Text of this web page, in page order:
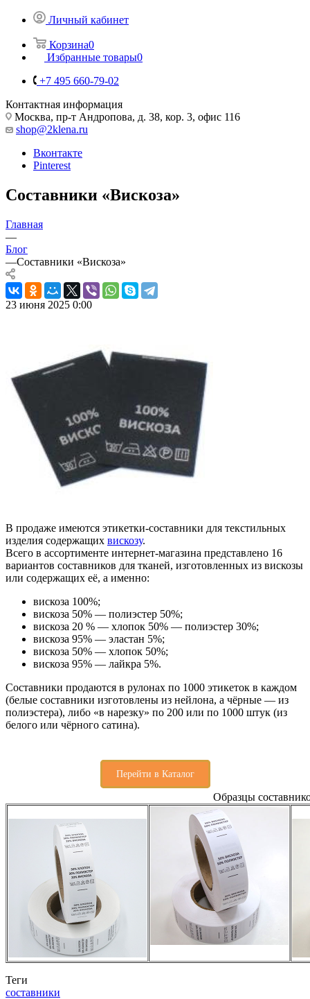
Личный кабинет
Корзина0
Избранные товары0
+7 495 660-79-02
Контактная информация
Москва, пр-т Андропова, д. 38, кор. 3, офис 116
shop@2klena.ru
Вконтакте
Pinterest
Составники «Вискоза»
Главная
—
Блог
—Составники «Вискоза»
23 июня 2025 0:00
В продаже имеются этикетки-составники для текстильных
изделия содержащих вискозу.
Всего в ассортименте интернет-магазина представлено 16
вариантов составников для тканей, изготовленных из вискозы
или содержащих её, а именно:
вискоза 100%;
вискоза 50% — полиэстер 50%;
вискоза 20 % — хлопок 50% — полиэстер 30%;
вискоза 95% — эластан 5%;
вискоза 50% — хлопок 50%;
вискоза 95% — лайкра 5%.
Составники продаются в рулонах по 1000 этикеток в каждом
(белые составники изготовлены из нейлона, а чёрные — из
полиэстера), либо «в нарезку» по 200 или по 1000 штук (из
белого или чёрного сатина).
Перейти в Каталог
Образцы
Теги
составники